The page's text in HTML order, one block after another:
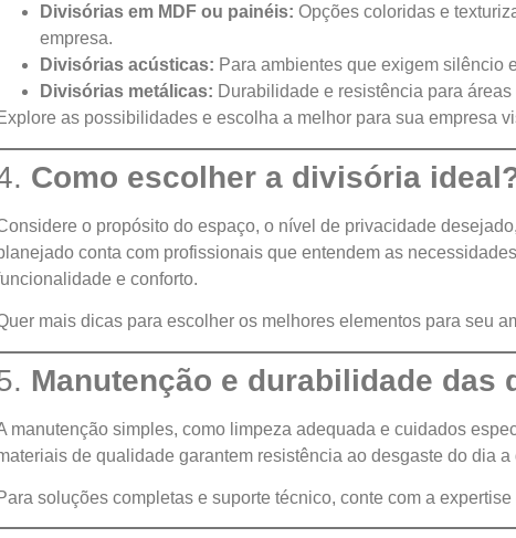
Divisórias em MDF ou painéis: Opções coloridas e
empresa.
Divisórias acústicas: Para ambientes que exigem silêncio
Divisórias metálicas: Durabilidade e resistência para
as possibilidades e escolha a melhor para sua empresa
Como escolher a divisória
o propósito do espaço, o nível de privacidade
conta com profissionais que entendem as
e conforto.
mais dicas para escolher os melhores elementos para seu
Manutenção e durabilidade das
manutenção simples, como limpeza adequada e cuidados
de qualidade garantem resistência ao desgaste do dia a
soluções completas e suporte técnico, conte com a expertise